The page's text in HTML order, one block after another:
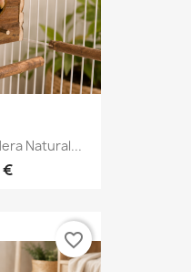
Natural...
€
favorite_border